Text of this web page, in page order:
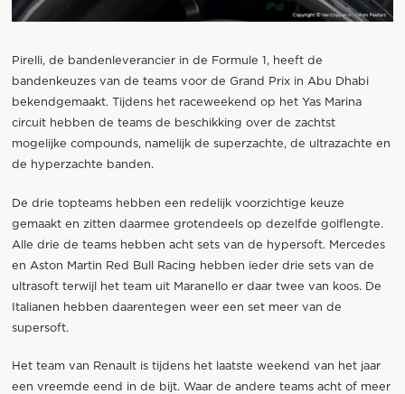
Pirelli, de bandenleverancier in de Formule 1, heeft de
bandenkeuzes van de teams voor de Grand Prix in Abu Dhabi
bekendgemaakt. Tijdens het raceweekend op het Yas Marina
circuit hebben de teams de beschikking over de zachtst
mogelijke compounds, namelijk de superzachte, de ultrazachte en
de hyperzachte banden.
De drie topteams hebben een redelijk voorzichtige keuze
gemaakt en zitten daarmee grotendeels op dezelfde golflengte.
Alle drie de teams hebben acht sets van de hypersoft. Mercedes
en Aston Martin Red Bull Racing hebben ieder drie sets van de
ultrasoft terwijl het team uit Maranello er daar twee van koos. De
Italianen hebben daarentegen weer een set meer van de
supersoft.
Het team van Renault is tijdens het laatste weekend van het jaar
een vreemde eend in de bijt. Waar de andere teams acht of meer